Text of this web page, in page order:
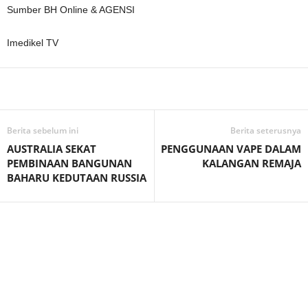
Sumber BH Online & AGENSI
Imedikel TV
Berita sebelum ini
AUSTRALIA SEKAT
PEMBINAAN BANGUNAN
BAHARU KEDUTAAN RUSSIA
Berita seterusnya
PENGGUNAAN VAPE DALAM
KALANGAN REMAJA